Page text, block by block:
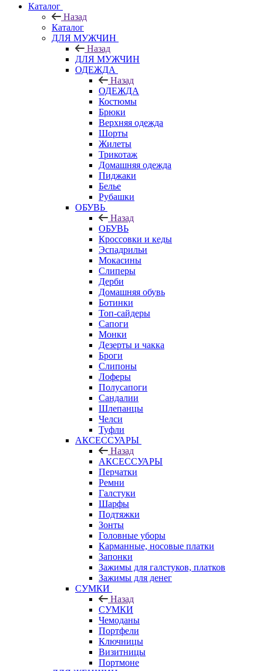
Каталог
Назад
Каталог
ДЛЯ МУЖЧИН
Назад
ДЛЯ МУЖЧИН
ОДЕЖДА
Назад
ОДЕЖДА
Костюмы
Брюки
Верхняя одежда
Шорты
Жилеты
Трикотаж
Домашняя одежда
Пиджаки
Белье
Рубашки
ОБУВЬ
Назад
ОБУВЬ
Кроссовки и кеды
Эспадрильи
Мокасины
Слиперы
Дерби
Домашняя обувь
Ботинки
Топ-сайдеры
Сапоги
Монки
Дезерты и чакка
Броги
Слипоны
Лоферы
Полусапоги
Сандалии
Шлепанцы
Челси
Туфли
АКСЕССУАРЫ
Назад
АКСЕССУАРЫ
Перчатки
Ремни
Галстуки
Шарфы
Подтяжки
Зонты
Головные уборы
Карманные, носовые платки
Запонки
Зажимы для галстуков, платков
Зажимы для денег
СУМКИ
Назад
СУМКИ
Чемоданы
Портфели
Ключницы
Визитницы
Портмоне